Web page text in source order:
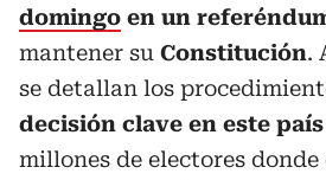
domingo en un
mantener su Constitución.
se detallan los
decisión clave en este país
millones de electores donde